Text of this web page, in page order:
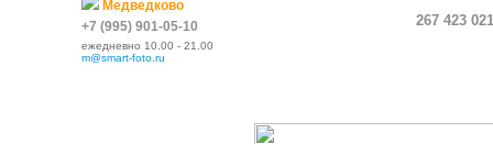
Медведково
+7 (995) 901-05-10
ежедневно 10.00 - 21.00
m@smart-foto.ru
267 423 021